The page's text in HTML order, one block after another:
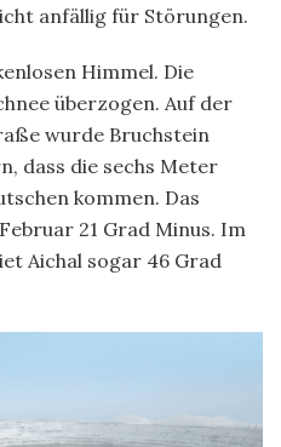
anfällig für Störungen.
Himmel. Die
überzogen. Auf der
wurde Bruchstein
dass die sechs Meter
kommen. Das
21 Grad Minus. Im
Aichal sogar 46 Grad